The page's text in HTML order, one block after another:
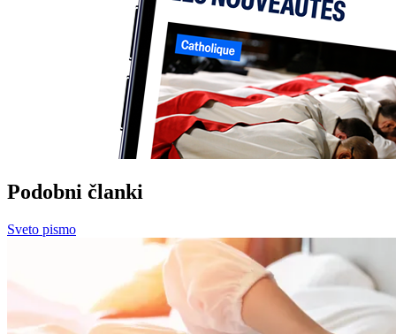
Podobni članki
Sveto pismo